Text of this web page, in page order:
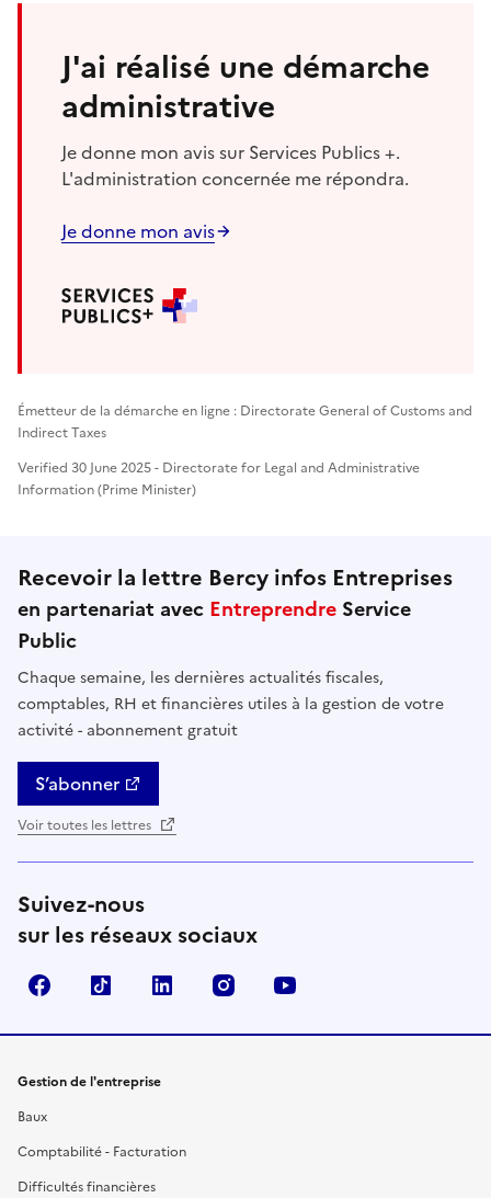
J'ai réalisé une démarche
administrative
Je donne mon avis sur Services Publics +.
L'administration concernée me répondra.
Je donne mon avis
Émetteur de la démarche en ligne : Directorate General of Customs and
Indirect Taxes
Verified 30 June 2025 - Directorate for Legal and Administrative
Information (Prime Minister)
Recevoir la lettre Bercy infos Entreprises
en partenariat avec Entreprendre Service
Public
Chaque semaine, les dernières actualités fiscales,
comptables, RH et financières utiles à la gestion de votre
activité - abonnement gratuit
S’abonner
Voir toutes les lettres
Suivez-nous
sur les réseaux sociaux
FacebookTikTok Linkedin Instagram
Gestion de l'entreprise
Baux
Comptabilité - Facturation
Difficultés financières